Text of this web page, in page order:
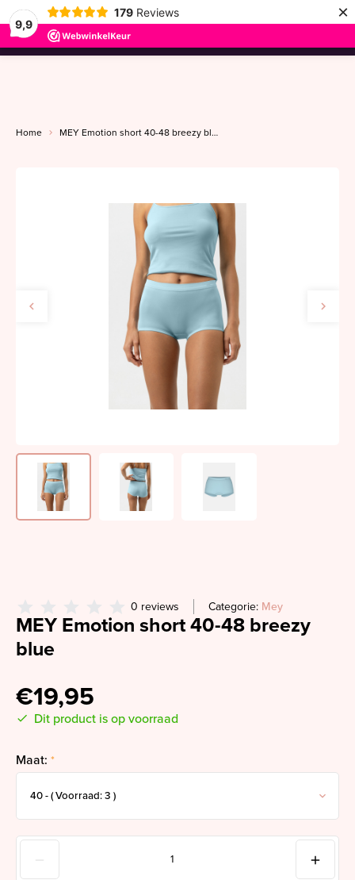
9,9
179 Reviews ×
menu
Home MEY Emotion short 40-48 breezy blue
0 reviews Categorie: Mey
MEY Emotion short 40-48 breezy
blue
€19,95
Dit product is op voorraad
Maat: *